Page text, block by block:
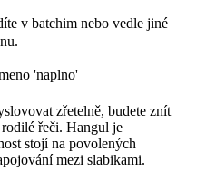
v batchim nebo vedle jiné
'naplno'
zřetelně, budete znít
řeči. Hangul je
stojí na povolených
mezi slabikami.